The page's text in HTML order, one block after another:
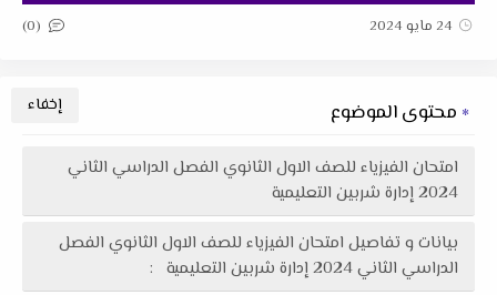
24 مايو 2024 (0)
محتوى الموضوع
امتحان الفيزياء للصف الاول الثانوي الفصل الدراسي الثاني
2024 إدارة شربين التعليمية
بيانات و تفاصيل امتحان الفيزياء للصف الاول الثانوي الفصل
الدراسي الثاني 2024 إدارة شربين التعليمية :